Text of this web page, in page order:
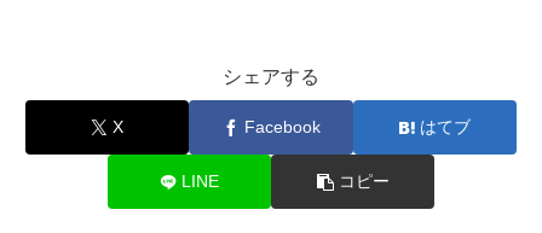
シェアする
X Facebook はてブ
LINE コピー